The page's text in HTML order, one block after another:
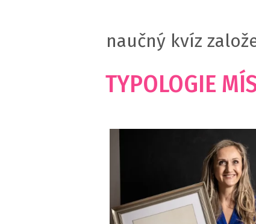
naučný kvíz
TYPOLOGIE